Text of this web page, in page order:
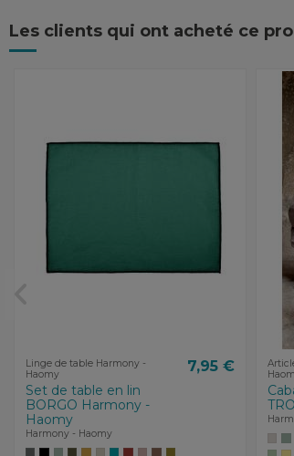
Les clients qui ont acheté ce
Linge de table Harmony -
Haomy
Set de table en lin
BORGO Harmony -
Haomy
Harmony - Haomy
7,95 €